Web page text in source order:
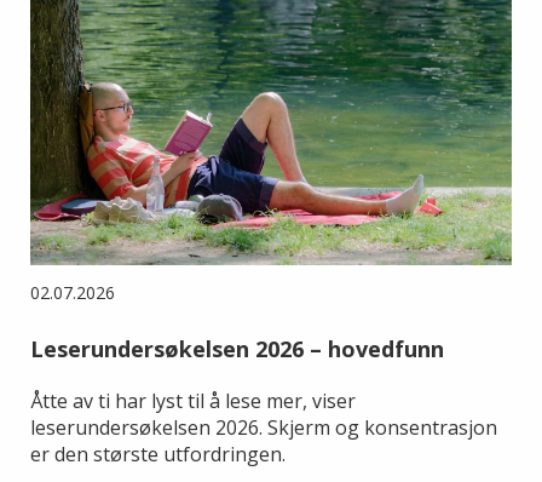
02.07.2026
Leserundersøkelsen 2026 – hovedfunn
Åtte av ti har lyst til å lese mer, viser
leserundersøkelsen 2026. Skjerm og konsentrasjon
er den største utfordringen.